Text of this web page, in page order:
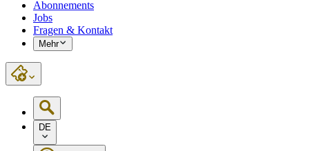
Abonnements
Jobs
Fragen & Kontakt
Mehr
DE